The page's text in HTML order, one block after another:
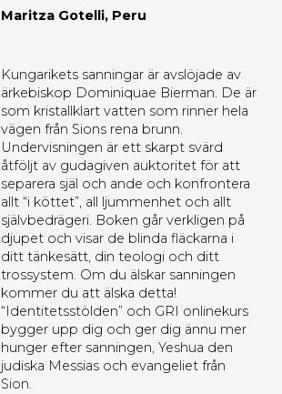
Maritza Gotelli, Peru
Kungarikets sanningar är avslöjade av
ärkebiskop Dominiquae Bierman. De är
som kristallklart vatten som rinner hela
vägen från Sions rena brunn.
Undervisningen är ett skarpt svärd
åtföljt av gudagiven auktoritet för att
separera själ och ande och konfrontera
allt “i köttet”, all ljummenhet och allt
självbedrägeri. Boken går verkligen på
djupet och visar de blinda fläckarna i
ditt tänkesätt, din teologi och ditt
trossystem. Om du älskar sanningen
kommer du att älska detta!
“Identitetsstölden” och GRI onlinekurs
bygger upp dig och ger dig ännu mer
hunger efter sanningen, Yeshua den
judiska Messias och evangeliet från
Sion.